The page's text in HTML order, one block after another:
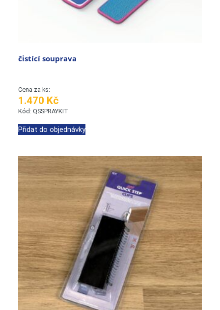
čistící souprava
Cena za ks:
1.470 Kč
Kód: QSSPRAYKIT
Přidat do objednávky